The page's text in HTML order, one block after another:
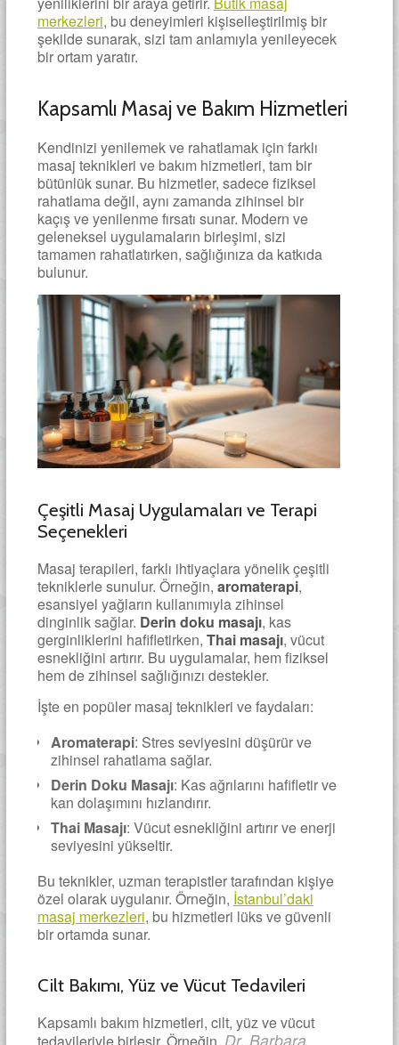
merkezleri, bu deneyimleri kişiselleştirilmiş bir
şekilde sunarak, sizi tam anlamıyla yenileyecek
bir ortam yaratır.
Kapsamlı Masaj ve Bakım Hizmetleri
Kendinizi yenilemek ve rahatlamak için farklı
masaj teknikleri ve bakım hizmetleri, tam bir
bütünlük sunar. Bu hizmetler, sadece fiziksel
rahatlama değil, aynı zamanda zihinsel bir
kaçış ve yenilenme fırsatı sunar. Modern ve
geleneksel uygulamaların birleşimi, sizi
tamamen rahatlatırken, sağlığınıza da katkıda
bulunur.
Çeşitli Masaj Uygulamaları ve Terapi
Seçenekleri
Masaj terapileri, farklı ihtiyaçlara yönelik çeşitli
tekniklerle sunulur. Örneğin, aromaterapi,
esansiyel yağların kullanımıyla zihinsel
dinginlik sağlar. Derin doku masajı, kas
gerginliklerini hafifletirken, Thai masajı, vücut
esnekliğini artırır. Bu uygulamalar, hem fiziksel
hem de zihinsel sağlığınızı destekler.
İşte en popüler masaj teknikleri ve faydaları:
Aromaterapi: Stres seviyesini düşürür ve
zihinsel rahatlama sağlar.
Derin Doku Masajı: Kas ağrılarını hafifletir ve
kan dolaşımını hızlandırır.
Thai Masajı: Vücut esnekliğini artırır ve enerji
seviyesini yükseltir.
Bu teknikler, uzman terapistler tarafından kişiye
özel olarak uygulanır. Örneğin, İstanbul’daki
masaj merkezleri, bu hizmetleri lüks ve güvenli
bir ortamda sunar.
Cilt Bakımı, Yüz ve Vücut Tedavileri
Kapsamlı bakım hizmetleri, cilt, yüz ve vücut
tedavileriyle birleşir. Örneğin, Dr. Barbara